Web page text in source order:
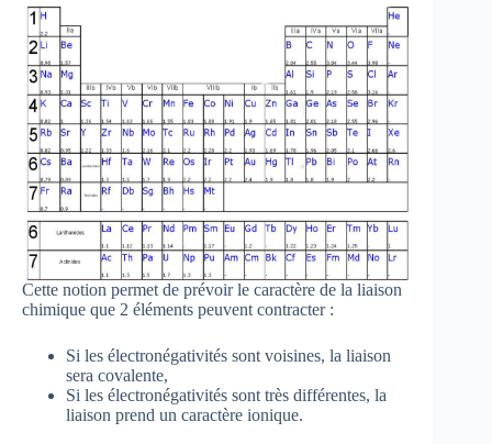
Cette notion permet de prévoir le caractère de la liaison
chimique que 2 éléments peuvent contracter :
Si les électronégativités sont voisines, la liaison
sera covalente,
Si les électronégativités sont très différentes, la
liaison prend un caractère ionique.